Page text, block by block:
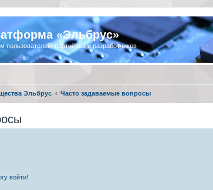
«Эльбрус»
пользователей, партнёров и разработчиков
Эльбрус Часто задаваемые вопросы
войти!